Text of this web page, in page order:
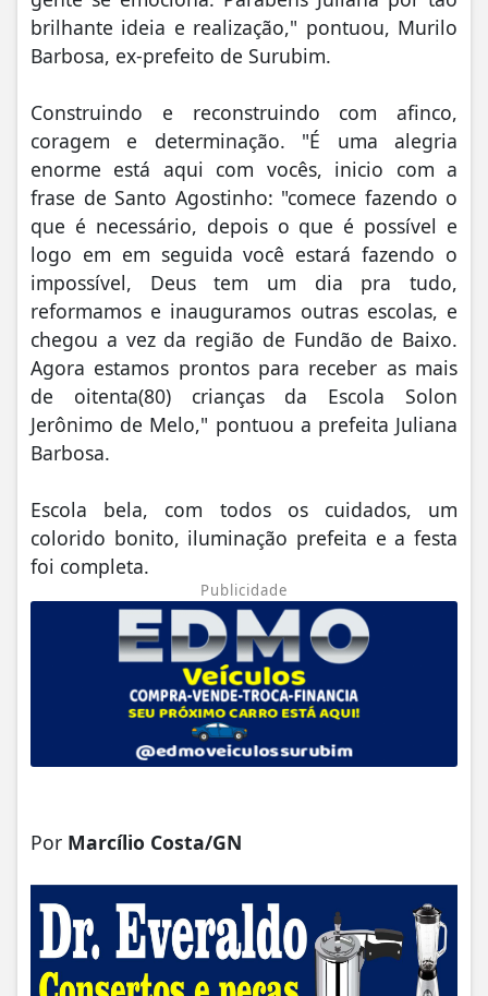
brilhante ideia e realização," pontuou, Murilo
Barbosa, ex-prefeito de Surubim.
Construindo e reconstruindo com afinco,
coragem e determinação. "É uma alegria
enorme está aqui com vocês, inicio com a
frase de Santo Agostinho: "comece fazendo o
que é necessário, depois o que é possível e
logo em em seguida você estará fazendo o
impossível, Deus tem um dia pra tudo,
reformamos e inauguramos outras escolas, e
chegou a vez da região de Fundão de Baixo.
Agora estamos prontos para receber as mais
de oitenta(80) crianças da Escola Solon
Jerônimo de Melo," pontuou a prefeita Juliana
Barbosa.
Escola bela, com todos os cuidados, um
colorido bonito, iluminação prefeita e a festa
foi completa.
Publicidade
Por Marcílio Costa/GN